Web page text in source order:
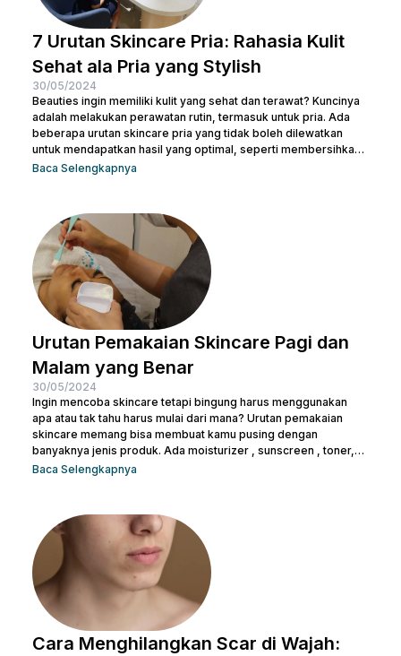
7 Urutan Skincare Pria: Rahasia Kulit
Sehat ala Pria yang Stylish
30/05/2024
Beauties ingin memiliki kulit yang sehat dan terawat? Kuncinya
adalah melakukan perawatan rutin, termasuk untuk pria. Ada
beberapa urutan skincare pria yang tidak boleh dilewatkan
untuk mendapatkan hasil yang optimal, seperti membersihkan
wajah dengan facial wash, menggunakan toner, dan langkah-
kulitmu. Melakukan perawatan kulit wajah menjadi hal yang
penting supaya kamu terhindar dari jerawat dan kulit tampak
lebih cerah. Apalagi...
Baca Selengkapnya
Urutan Pemakaian Skincare Pagi dan
Malam yang Benar
30/05/2024
Ingin mencoba skincare tetapi bingung harus menggunakan
apa atau tak tahu harus mulai dari mana? Urutan pemakaian
skincare memang bisa membuat kamu pusing dengan
banyaknya jenis produk. Ada moisturizer , sunscreen , toner,
essence , dan masih banyak lagi. Tak heran juga kalau kamu
serupa, terlepas dari kemasan di bagian luarnya. Sebelum
salah langkah, Nulook sudah menyiapkan informasi lengkap
mengenai...
Baca Selengkapnya
Cara Menghilangkan Scar di Wajah: